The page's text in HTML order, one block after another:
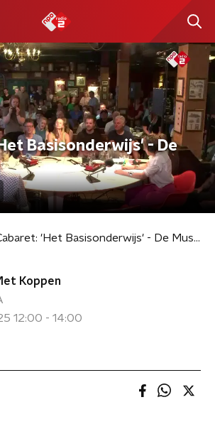
Basisonderwijs' - De
Cabaret: 'Het Basisonderwijs' - De Musical!
Koppen
12:00 - 14:00